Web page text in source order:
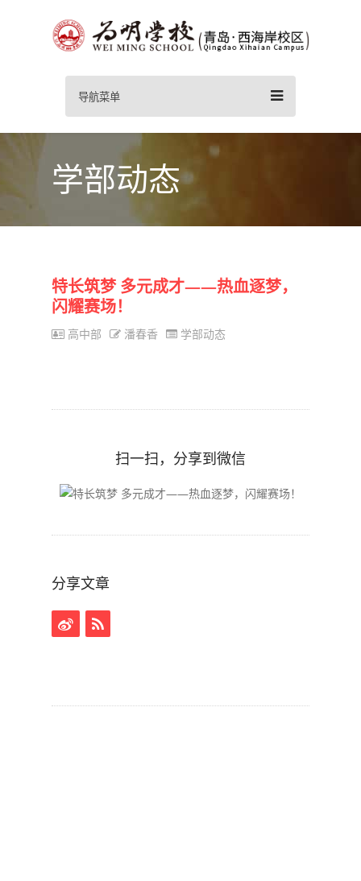
导航菜单
学部动态
特长筑梦 多元成才——热血逐梦，
闪耀赛场！
高中部 潘春香 学部动态
扫一扫，分享到微信
分享文章